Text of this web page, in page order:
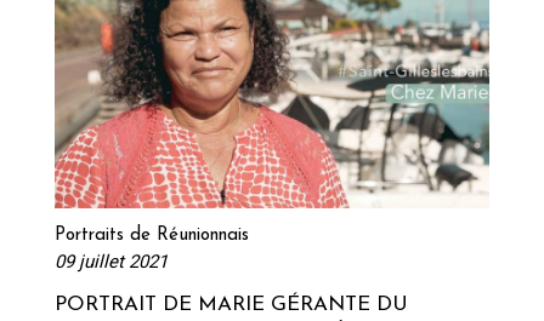
Lire la suite
Portraits de Réunionnais
09 juillet 2021
PORTRAIT DE MARIE GÉRANTE DU